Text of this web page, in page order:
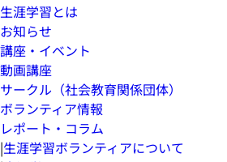
生涯学習とは
お知らせ
講座・イベント
動画講座
サークル（社会教育関係団体）
ボランティア情報
レポート・コラム
|生涯学習ボランティアについて